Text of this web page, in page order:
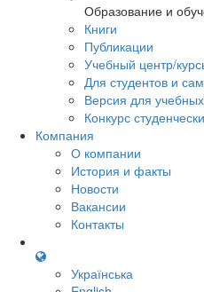
Образование и
Книги
Публикации
Учебный центр/
Для студентов и
Версия для
Конкурс
Компания
О компании
История и факты
Новости
Вакансии
Контакты
Українська